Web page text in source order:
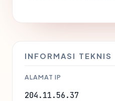
INFORMASI TEKNIS
ALAMAT IP
204.11.56.37